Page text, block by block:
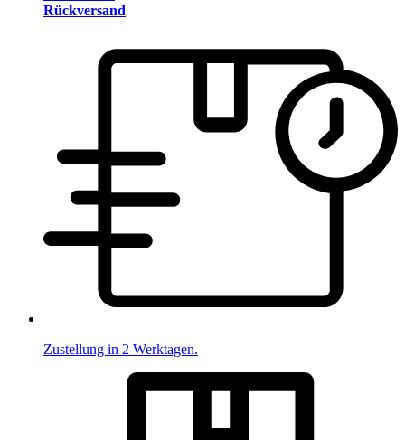
Rückversand
Zustellung in 2 Werktagen.